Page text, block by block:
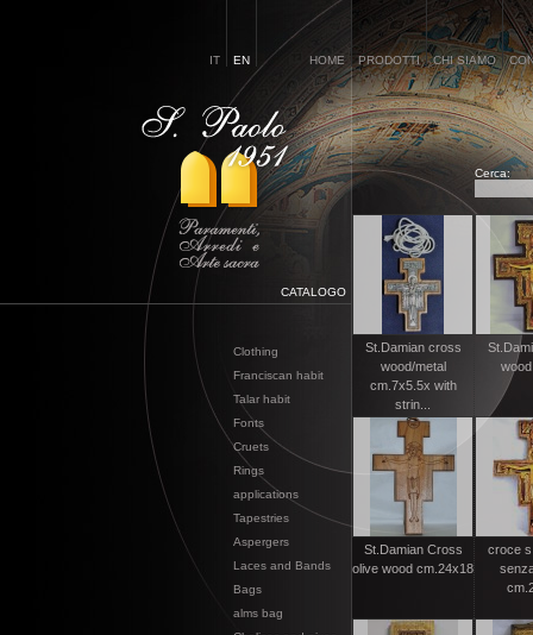
IT EN HOME PRODOTTI CHI SIAMO
Cerca:
CATALOGO
Clothing
Franciscan habit
Talar habit
Fonts
Cruets
Rings
applications
Tapestries
Aspergers
Laces and Bands
Bags
alms bag
St.Damian cross
wood/metal
cm.7x5.5x with
strin...
St.Damian Cross
olive wood cm.24x18
croce